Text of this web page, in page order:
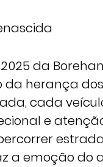
2025 da
herança
cada
e
a emoção do